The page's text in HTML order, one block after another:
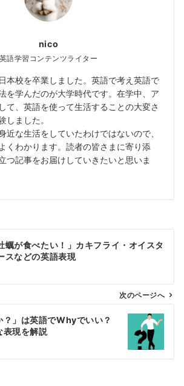
nico
英語学習コンテンツライター
本校を卒業しました。英語で考え英語で
を学んだのが大学時代です。在学中、ア
て、英語を使って生活することの大変さ
しました。
近な生活をしていたわけではないので、
くわかります。読者の皆さまに寄り添
つ記事をお届けしていきたいと思いま
蠣が食べたい！」カキフライ・オイスタ
スなどの英語表現
次のページへ
？」は英語でWhyでいい？
表現を解説